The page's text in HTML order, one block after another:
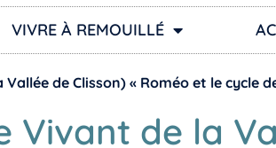
VIVRE À REMOUILLÉ
de Clisson) « Roméo et le cycle
Vivant de la